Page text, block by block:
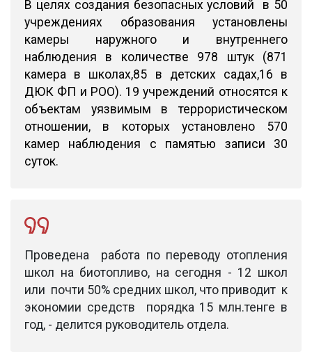
В целях создания безопасных условий в 50
учреждениях образования установлены
камеры наружного и внутреннего
наблюдения в количестве 978 штук (871
камера в школах,85 в детских садах,16 в
ДЮК ФП и РОО). 19 учреждений относятся к
объектам уязвимым в террористическом
отношении, в которых установлено 570
камер наблюдения с памятью записи 30
суток.
Проведена работа по переводу отопления
школ на биотопливо, на сегодня - 12 школ
или почти 50% средних школ, что приводит к
экономии средств порядка 15 млн.тенге в
год, - делится руководитель отдела.